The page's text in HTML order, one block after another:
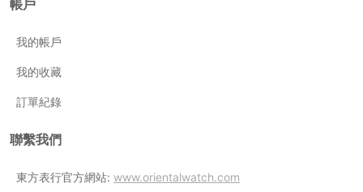
帳戶
我的帳戶
我的收藏
訂單紀錄
聯繫我們
東方表行官方網站: www.orientalwatch.com